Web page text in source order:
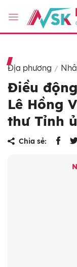
Địa phương
Điều
Lê Hồng
thư Tỉnh
Chia sẻ: